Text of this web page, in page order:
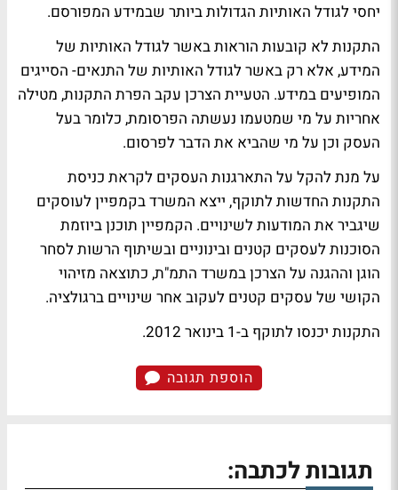
יחסי לגודל האותיות הגדולות ביותר שבמידע המפורסם.
התקנות לא קובעות הוראות באשר לגודל האותיות של
המידע, אלא רק באשר לגודל האותיות של התנאים- הסייגים
המופיעים במידע. הטעיית הצרכן עקב הפרת התקנות, מטילה
אחריות על מי שמטעמו נעשתה הפרסומת, כלומר בעל
העסק וכן על מי שהביא את הדבר לפרסום.
על מנת להקל על התארגנות העסקים לקראת כניסת
התקנות החדשות לתוקף, ייצא המשרד בקמפיין לעוסקים
שיגביר את המודעות לשינויים. הקמפיין תוכנן ביוזמת
הסוכנות לעסקים קטנים ובינוניים ובשיתוף הרשות לסחר
הוגן וההגנה על הצרכן במשרד התמ"ת, כתוצאה מזיהוי
הקושי של עסקים קטנים לעקוב אחר שינויים ברגולציה.
התקנות יכנסו לתוקף ב-1 בינואר 2012.
הוספת תגובה
תגובות לכתבה: